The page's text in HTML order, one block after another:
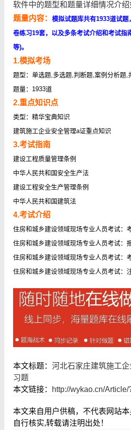
软件中的题型和题量详细情况介绍
题量内容： 模拟试题库共有1933道试
卷练习19套，以及多条考试介绍和考试指
等)。
1.模拟考场
题型：单选题,多选题,判断题,案例分析题,
题量：1933道
2.重点知识点
类型：精华宝典知识
建筑施工企业安全管理a证重点知识
3.考试指南
建设工程质量管理条例
中华人民共和国安全生产法
建设工程安全生产管理条例
中华人民共和国建筑法
4.考试介绍
住房和城乡建设领域现场专业人员考试：
住房和城乡建设领域现场专业人员考试：
住房和城乡建设领域现场专业人员考试：
住房和城乡建设领域现场专业人员考试：
本文标题： 河北石家庄建筑施工
习题
本文链接：
http://wykao.cn/Article/
本文来自用户供稿，不代表网站
自行核实,转载请注明出处！